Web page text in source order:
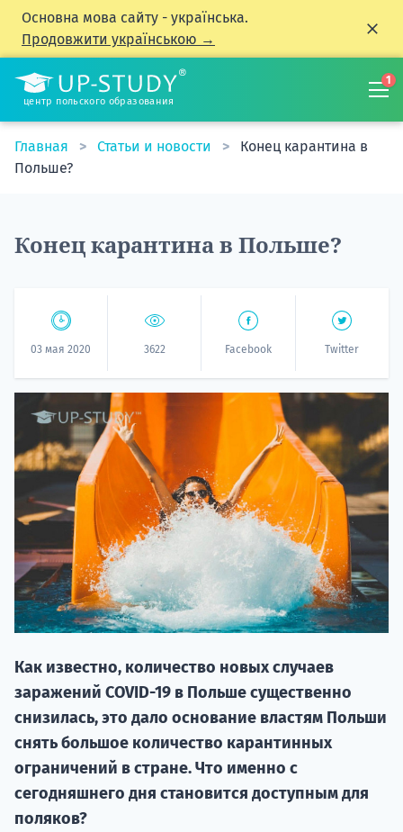
Основна мова сайту - українська.
Продовжити українською →
центр польского образования
1
Главная Статьи и новости
Конец карантина в
Польше?
Конец карантина в Польше?
03 мая 2020 3622 Facebook Twitter
Как известно, количество новых случаев
заражений COVID-19 в Польше существенно
снизилась, это дало основание властям Польши
снять большое количество карантинных
ограничений в стране. Что именно с
сегодняшнего дня становится доступным для
поляков?
20.09
НАБОР